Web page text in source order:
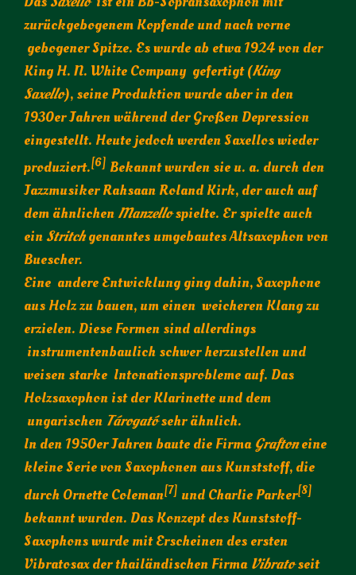
zurückgebogenem Kopfende und nach vorne
gebogener Spitze. Es wurde ab etwa 1924 von der
King H. N. White Company gefertigt (King
Saxello), seine Produktion wurde aber in den
1930er Jahren während der Großen Depression
eingestellt. Heute jedoch werden Saxellos wieder
produziert.[6] Bekannt wurden sie u. a. durch den
Jazzmusiker Rahsaan Roland Kirk, der auch auf
dem ähnlichenManzellospielte. Er spielte auch
einStritchgenanntes umgebautes Altsaxophon von
Buescher.
Eine andere Entwicklung ging dahin, Saxophone
aus Holz zu bauen, um einen weicheren Klang zu
erzielen. Diese Formen sind allerdings
instrumentenbaulich schwer herzustellen und
weisen starke Intonationsprobleme auf. Das
Holzsaxophon ist der Klarinette und dem
ungarischen Tárogatósehr ähnlich.
In den 1950er Jahren baute die FirmaGraftoneine
kleine Serie von Saxophonen aus Kunststoff, die
durch Ornette Coleman[7] und Charlie Parker[8]
bekannt wurden. Das Konzept des Kunststoff-
Saxophons wurde mit Erscheinen des ersten
Vibratosax der thailändischen FirmaVibratoseit